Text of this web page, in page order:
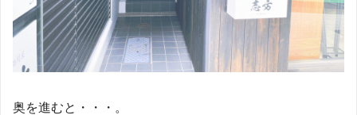
奥を進むと・・・。